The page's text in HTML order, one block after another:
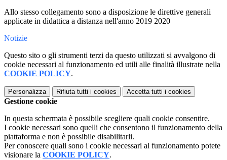
Allo stesso collegamento sono a disposizione le direttive generali
applicate in didattica a distanza nell'anno 2019 2020
Notizie
Questo sito o gli strumenti terzi da questo utilizzati si avvalgono di
cookie necessari al funzionamento ed utili alle finalità illustrate nella
COOKIE POLICY.
Personalizza Rifiuta tutti i cookies Accetta tutti i cookies
Gestione cookie
In questa schermata è possibile scegliere quali cookie consentire.
I cookie necessari sono quelli che consentono il funzionamento della
piattaforma e non è possibile disabilitarli.
Per conoscere quali sono i cookie necessari al funzionamento potete
visionare la COOKIE POLICY.